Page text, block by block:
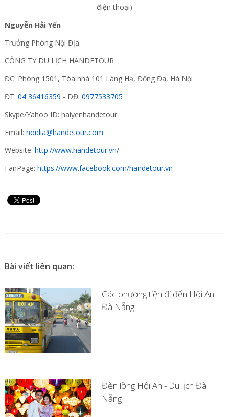
điện thoại)
Nguyễn Hải Yến
Trưởng Phòng Nội Địa
CÔNG TY DU LỊCH HANDETOUR
ĐC: Phòng 1501, Tòa nhà 101 Láng Hạ, Đống Đa, Hà Nội
ĐT: 04 36416359 - DĐ: 0977533705
Skype/Yahoo ID: haiyenhandetour
Email: noidia@handetour.com
Website: http://www.handetour.vn/
FanPage: https://www.facebook.com/handetour.vn
Bài viết liên quan:
Các phương tiện đi đến Hội An -
Đà Nẵng
Đèn lồng Hội An - Du lịch Đà
Nẵng